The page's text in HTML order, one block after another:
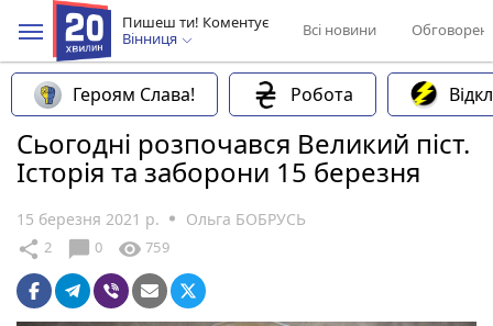
Пишеш ти! Коментує
Вінниця
Всі новини
Героям Слава! Робота
Сьогодні розпочався Великий піст.
Історія та заборони 15 березня
15 березня 2021 р. Ольга БОБРУСЬ
share 2 chat_bubble 0 visibility 759